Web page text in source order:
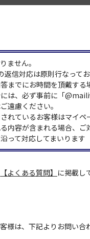
ません。
信対応は原則行なってお
でにお時間を頂戴する
は、必ず事前に「
遠慮ください。
ているお客様はマイペ
容が含まれる場合、ご
って対応してまいります
【よくある質問】 に掲載し
は、下記よりお問い合